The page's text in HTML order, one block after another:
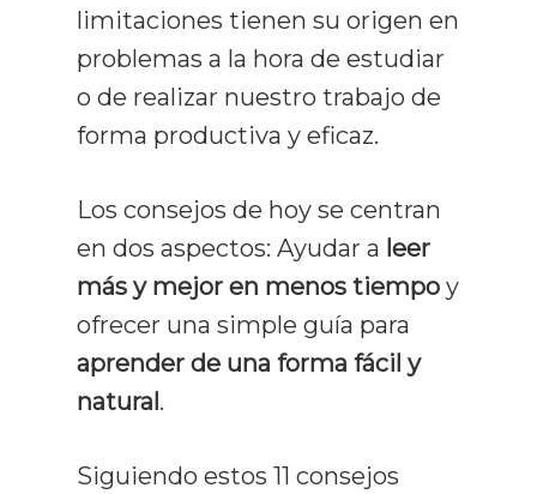
limitaciones tienen su origen en
problemas a la hora de estudiar
o de realizar nuestro trabajo de
forma productiva y eficaz.
Los consejos de hoy se centran
en dos aspectos: Ayudar a leer
más y mejor en menos tiempo y
ofrecer una simple guía para
aprender de una forma fácil y
natural.
Siguiendo estos 11 consejos